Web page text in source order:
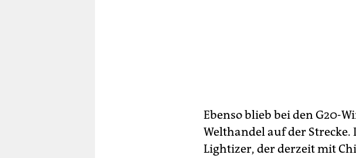
Ebenso blieb bei den G20-
Welthandel auf der
Lightizer, der derzeit mit